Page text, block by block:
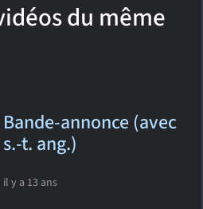
du même
Bande-annonce (avec
s.-t. ang.)
il y a 13 ans